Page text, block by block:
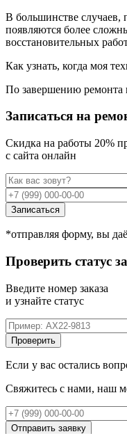
В большинстве случаев,
появляются более
восстановительных
Как узнать, когда моя
По завершению ремонта
Записаться на
Cкидка на работы 20%
с сайта онлайн
Записаться
*отправляя форму, вы
Проверить статус
Введите номер заказа
и узнайте статус
Проверить
Если у вас остались
Свяжитесь с нами, наш
Отправить заявку